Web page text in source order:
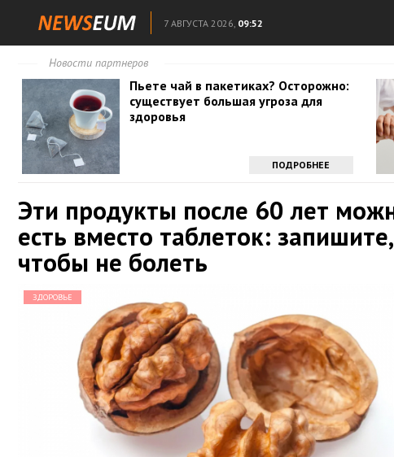
7 АВГУСТА 2026, 09:52
Новости партнеров
Пьете чай в пакетиках? Осторожно:
существует большая угроза для
здоровья
ПОДРОБНЕЕ
Эти продукты после 60 лет
есть вместо таблеток: запишите,
чтобы не болеть
ЗДОРОВЬЕ